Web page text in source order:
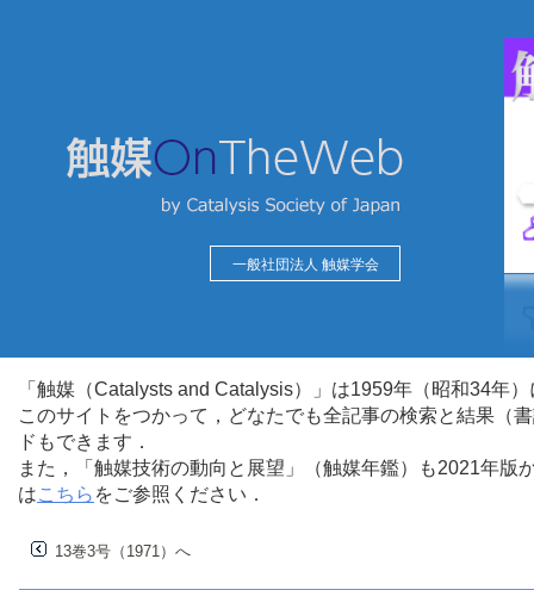
一般社団法人 触媒学会
「触媒（Catalysts and Catalysis）」は1959年（昭和34年
このサイトをつかって，どなたでも全記事の検索と結果（
ドもできます．
また，「触媒技術の動向と展望」（触媒年鑑）も2021年
はこちら をご参照ください．
13巻3号（1971）へ